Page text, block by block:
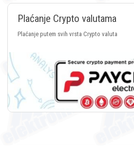
Plaćanje Crypto valutama
Plaćanje putem svih vrsta Crypto valuta